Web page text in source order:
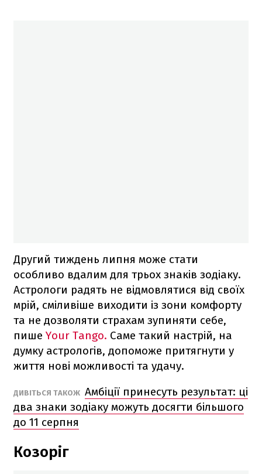
Другий тиждень липня може стати
особливо вдалим для трьох знаків зодіаку.
Астрологи радять не відмовлятися від своїх
мрій, сміливіше виходити із зони комфорту
та не дозволяти страхам зупиняти себе,
пише Your Tango. Саме такий настрій, на
думку астрологів, допоможе притягнути у
життя нові можливості та удачу.
ДИВІТЬСЯ ТАКОЖ Амбіції принесуть результат: ці
два знаки зодіаку можуть досягти більшого
до 11 серпня
Козоріг